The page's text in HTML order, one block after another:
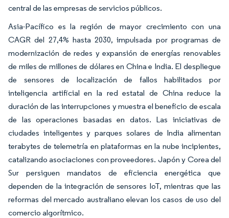
central de las empresas de servicios públicos.
Asia-Pacífico es la región de mayor crecimiento con una
CAGR del 27,4% hasta 2030, impulsada por programas de
modernización de redes y expansión de energías renovables
de miles de millones de dólares en China e India. El despliegue
de sensores de localización de fallos habilitados por
inteligencia artificial en la red estatal de China reduce la
duración de las interrupciones y muestra el beneficio de escala
de las operaciones basadas en datos. Las iniciativas de
ciudades inteligentes y parques solares de India alimentan
terabytes de telemetría en plataformas en la nube incipientes,
catalizando asociaciones con proveedores. Japón y Corea del
Sur persiguen mandatos de eficiencia energética que
dependen de la integración de sensores IoT, mientras que las
reformas del mercado australiano elevan los casos de uso del
comercio algorítmico.